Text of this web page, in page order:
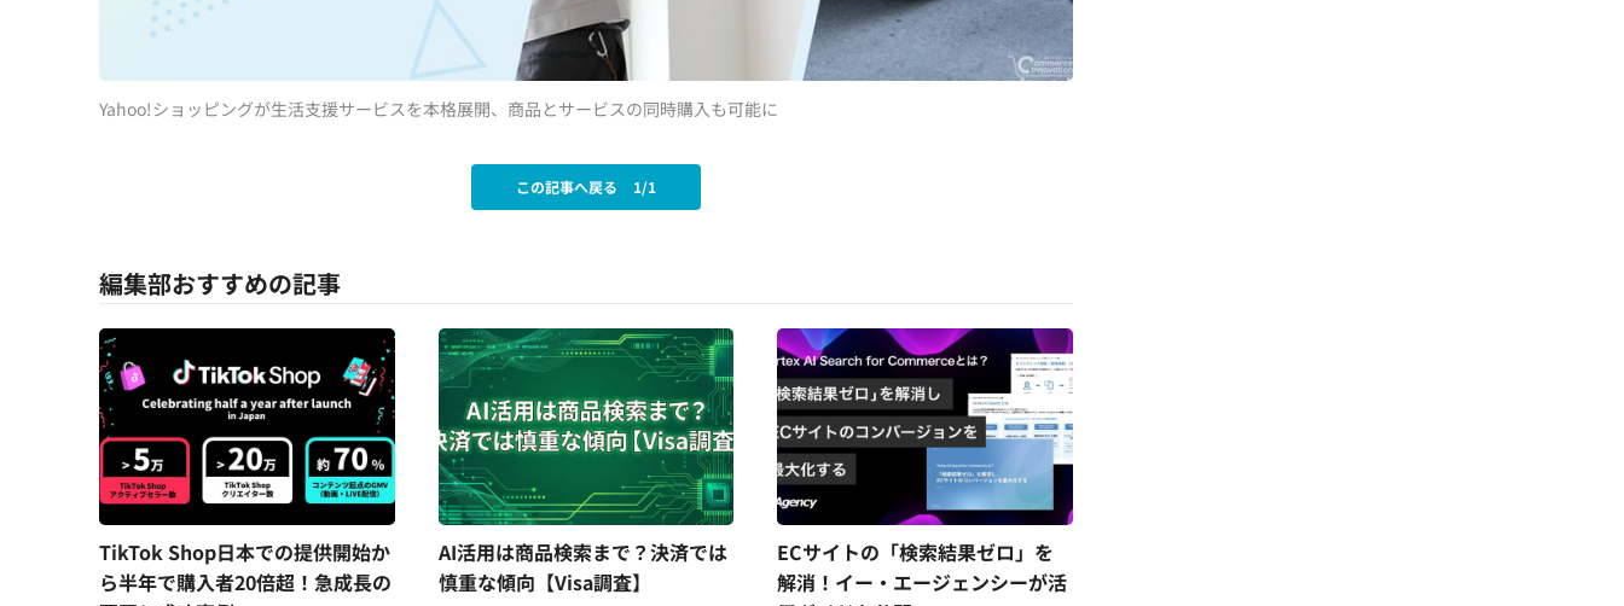
Yahoo!ショッピングが生活支援サービスを本格展開、商品とサービスの同時購入も可能に
この記事へ戻る 1/1
編集部おすすめの記事
TikTok Shop日本での提供開始か
ら半年で購入者20倍超！急成長の
AI活用は商品検索まで？決済では
慎重な傾向【Visa調査】
ECサイトの「検索結果ゼロ」を
解消！イー・エージェンシーが活